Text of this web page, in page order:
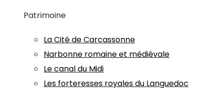
Patrimoine
La Cité de Carcassonne
Narbonne romaine et médiévale
Le canal du Midi
Les forteresses royales du Languedoc